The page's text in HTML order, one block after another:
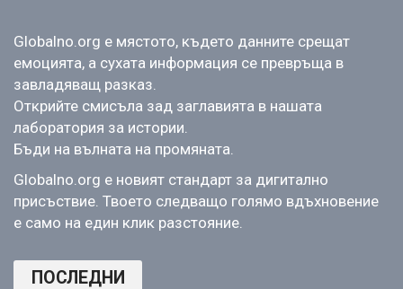
Globalno.org е мястото, където данните срещат
емоцията, а сухата информация се превръща в
завладяващ разказ.
Открийте смисъла зад заглавията в нашата
лаборатория за истории.
Бъди на вълната на промяната.
Globalno.org е новият стандарт за дигитално
присъствие. Твоето следващо голямо вдъхновение
е само на един клик разстояние.
ПОСЛЕДНИ